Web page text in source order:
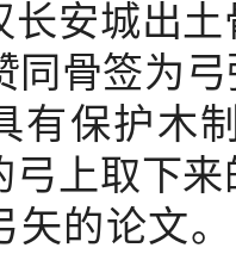
长安城出
同骨签为
有保护木
弓上取下
矢的论文